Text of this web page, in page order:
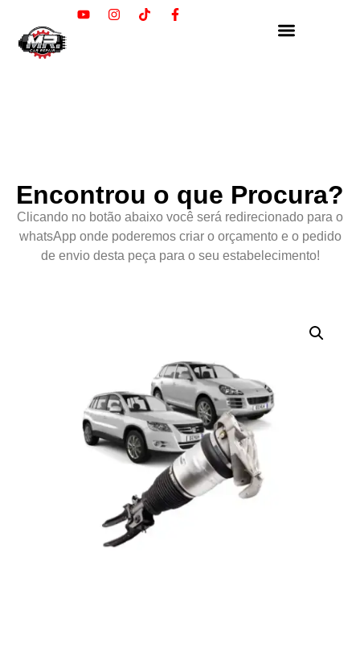
Encontrou o que Procura?
Clicando no botão abaixo você será redirecionado para o
whatsApp onde poderemos criar o orçamento e o pedido
de envio desta peça para o seu estabelecimento!